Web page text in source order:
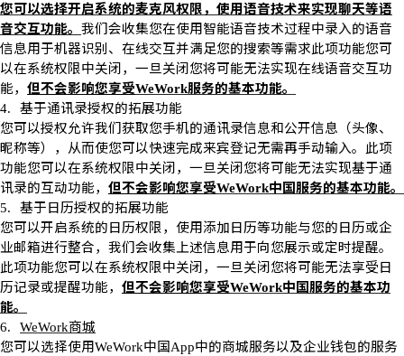
您可以选择开启系统的麦克风权限，使用语音技术来实现聊天等语
音交互功能。 我们会收集您在使用智能语音技术过程中录入的语音
信息用于机器识别、在线交互并满足您的搜索等需求此项功能您可
以在系统权限中关闭，一旦关闭您将可能无法实现在线语音交互功
能， 但不会影响您享受WeWork服务的基本功能。
4.
基于通讯录授权的拓展功能
您可以授权允许我们获取您手机的通讯录信息和公开信息（头像、
昵称等），从而使您可以快速完成来宾登记无需再手动输入。此项
功能您可以在系统权限中关闭，一旦关闭您将可能无法实现基于通
讯录的互动功能， 但不会影响您享受WeWork中国服务的基本功能。
5.
基于日历授权的拓展功能
您可以开启系统的日历权限，使用添加日历等功能与您的日历或企
业邮箱进行整合，我们会收集上述信息用于向您展示或定时提醒。
此项功能您可以在系统权限中关闭，一旦关闭您将可能无法享受日
历记录或提醒功能， 但不会影响您享受WeWork中国服务的基本功
能。
6. WeWork商城
您可以选择使用WeWork中国App中的商城服务以及企业钱包的服务